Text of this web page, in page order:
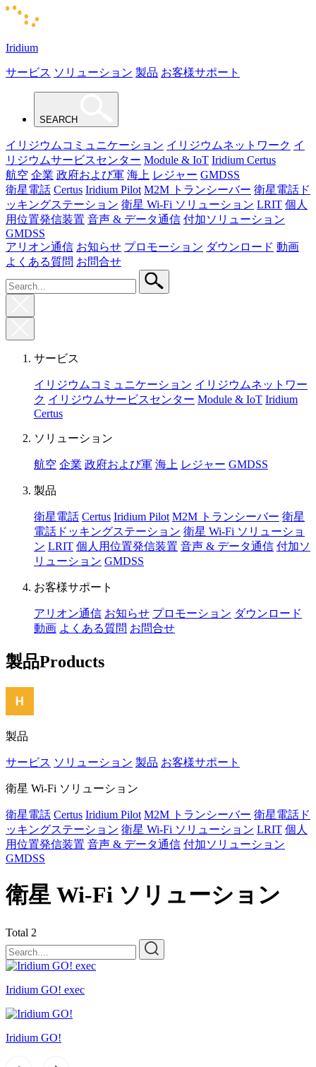
Iridium
サービス ソリューション 製品 お客様サポート
SEARCH
イリジウムコミュニケーション イリジウムネットワーク イ
リジウムサービスセンター Module & IoT Iridium Certus
航空 企業 政府および軍 海上 レジャー GMDSS
衛星電話 Certus Iridium Pilot M2M トランシーバー 衛星電話ド
ッキングステーション 衛星 Wi-Fi ソリューション LRIT 個人
用位置発信装置 音声 & データ通信 付加ソリューション
GMDSS
アリオン通信 お知らせ プロモーション ダウンロード 動画
よくある質問 お問合せ
サービス
イリジウムコミュニケーション イリジウムネットワー
ク イリジウムサービスセンター Module & IoT Iridium
Certus
ソリューション
航空 企業 政府および軍 海上 レジャー GMDSS
製品
衛星電話 Certus Iridium Pilot M2M トランシーバー 衛星
電話ドッキングステーション 衛星 Wi-Fi ソリューショ
ン LRIT 個人用位置発信装置 音声 & データ通信 付加ソ
リューション GMDSS
お客様サポート
アリオン通信 お知らせ プロモーション ダウンロード
動画 よくある質問 お問合せ
製品Products
製品
サービス ソリューション 製品 お客様サポート
衛星 Wi-Fi ソリューション
衛星電話 Certus Iridium Pilot M2M トランシーバー 衛星電話ド
ッキングステーション 衛星 Wi-Fi ソリューション LRIT 個人
用位置発信装置 音声 & データ通信 付加ソリューション
GMDSS
衛星 Wi-Fi ソリューション
Total 2
Iridium GO! exec
Iridium GO!